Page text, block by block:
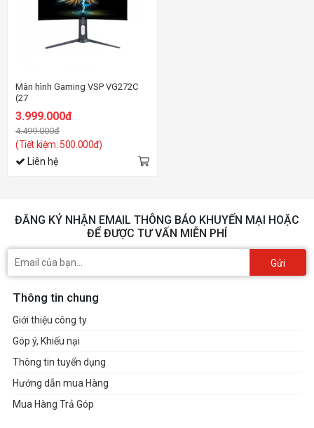
Màn hình Gaming VSP VG272C
(27
inch/FHD/VA/240Hz/1ms/Loa/Cong)
3.999.000đ
4.499.000đ
(Tiết kiệm: 500.000đ)
Liên hệ
ĐĂNG KÝ NHẬN EMAIL THÔNG BÁO KHUYẾN MẠI HOẶC
ĐỂ ĐƯỢC TƯ VẤN MIỄN PHÍ
Gửi
Thông tin chung
Giới thiệu công ty
Góp ý, Khiếu nại
Thông tin tuyển dụng
Hướng dẫn mua Hàng
Mua Hàng Trả Góp